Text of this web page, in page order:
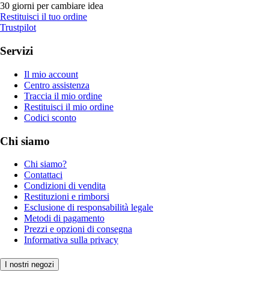
30 giorni per cambiare idea
Restituisci il tuo ordine
Trustpilot
Servizi
Il mio account
Centro assistenza
Traccia il mio ordine
Restituisci il mio ordine
Codici sconto
Chi siamo
Chi siamo?
Contattaci
Condizioni di vendita
Restituzioni e rimborsi
Esclusione di responsabilità legale
Metodi di pagamento
Prezzi e opzioni di consegna
Informativa sulla privacy
I nostri negozi